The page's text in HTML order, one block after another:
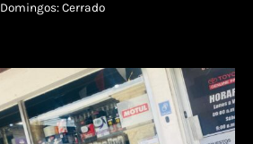
Domingos: Cerrado